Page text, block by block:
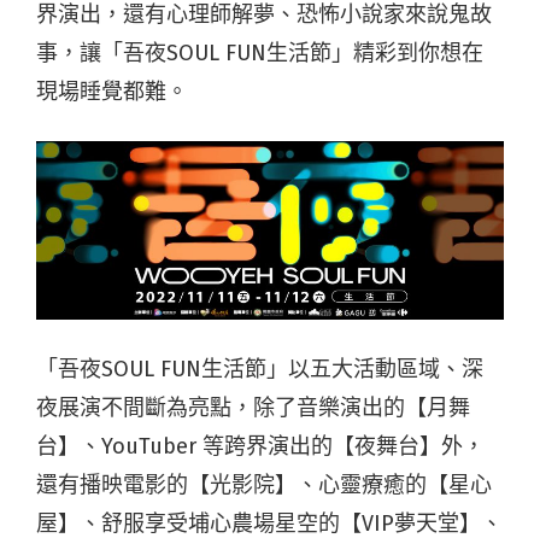
界演出，還有心理師解夢、恐怖小說家來說鬼故
事，讓「吾夜SOUL FUN生活節」精彩到你想在
現場睡覺都難。
「吾夜SOUL FUN生活節」以五大活動區域、深
夜展演不間斷為亮點，除了音樂演出的【月舞
台】、YouTuber 等跨界演出的【夜舞台】外，
還有播映電影的【光影院】、心靈療癒的【星心
屋】、舒服享受埔心農場星空的【VIP夢天堂】、